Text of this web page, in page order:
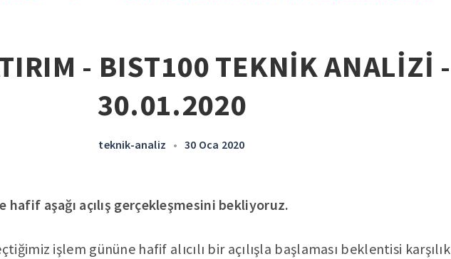
- BIST100 TEKNİK ANALİZİ -
30.01.2020
teknik-analiz • 30 Oca 2020
hafif aşağı açılış gerçekleşmesini bekliyoruz.
işlem gününe hafif alıcılı bir açılışla başlaması beklentisi karşılık